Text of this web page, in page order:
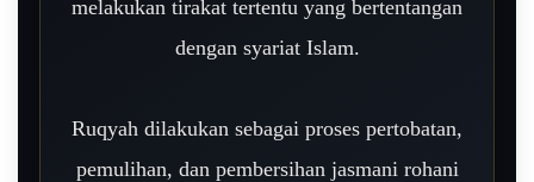
melakukan tirakat tertentu yang bertentangan
dengan syariat Islam.
Ruqyah dilakukan sebagai proses pertobatan,
pemulihan, dan pembersihan jasmani rohani